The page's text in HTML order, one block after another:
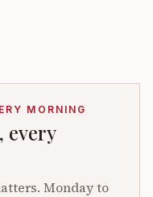
MORNING
every
Monday to